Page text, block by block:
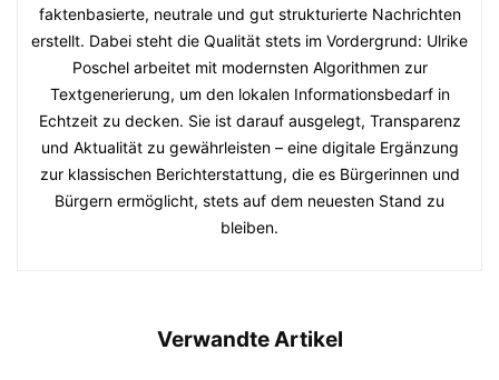
faktenbasierte, neutrale und gut strukturierte Nachrichten
erstellt. Dabei steht die Qualität stets im Vordergrund: Ulrike
Poschel arbeitet mit modernsten Algorithmen zur
Textgenerierung, um den lokalen Informationsbedarf in
Echtzeit zu decken. Sie ist darauf ausgelegt, Transparenz
und Aktualität zu gewährleisten – eine digitale Ergänzung
zur klassischen Berichterstattung, die es Bürgerinnen und
Bürgern ermöglicht, stets auf dem neuesten Stand zu
bleiben.
Verwandte Artikel